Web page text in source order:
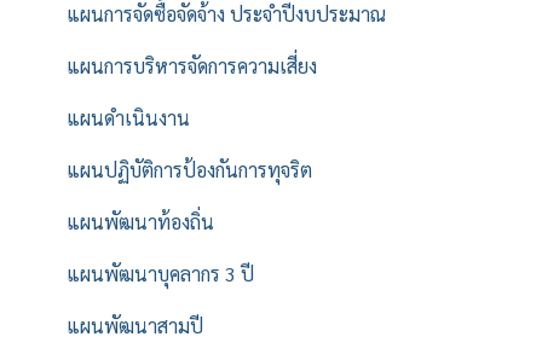
แผนการจัดซื้อจัดจ้าง ประจำปีงบประมาณ
แผนการบริหารจัดการความเสี่ยง
แผนดำเนินงาน
แผนปฏิบัติการป้องกันการทุจริต
แผนพัฒนาท้องถิ่น
แผนพัฒนาบุคลากร 3 ปี
แผนพัฒนาสามปี